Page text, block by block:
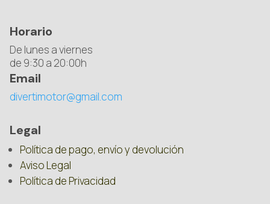
Horario
De lunes a viernes
de 9:30 a 20:00h
Email
divertimotor@gmail.com
Legal
Política de pago, envío y devolución
Aviso Legal
Política de Privacidad